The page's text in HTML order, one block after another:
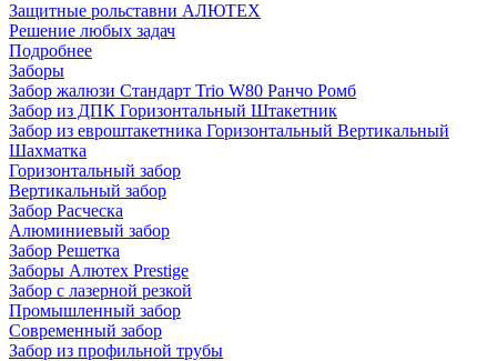
Защитные рольставни АЛЮТЕХ
Решение любых задач
Подробнее
Заборы
Забор жалюзи Стандарт Trio W80 Ранчо Ромб
Забор из ДПК Горизонтальный Штакетник
Забор из евроштакетника Горизонтальный Вертикальный
Шахматка
Горизонтальный забор
Вертикальный забор
Забор Расческа
Алюминиевый забор
Забор Решетка
Заборы Алютех Prestige
Забор с лазерной резкой
Промышленный забор
Современный забор
Забор из профильной трубы